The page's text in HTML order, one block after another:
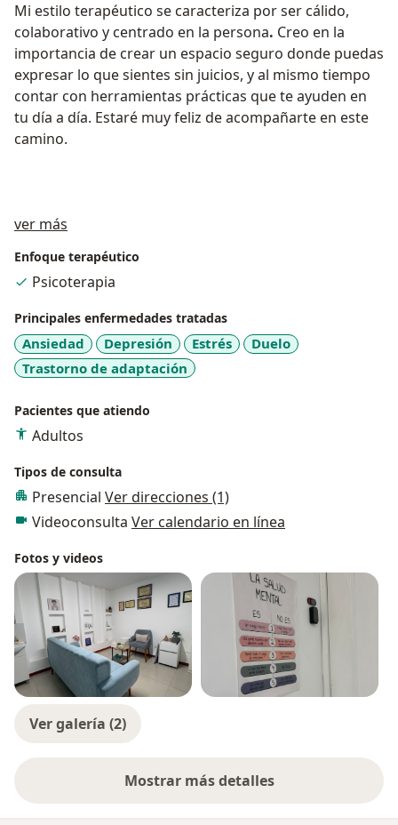
Mi estilo terapéutico se caracteriza por ser cálido,
colaborativo y centrado en la persona. Creo en la
importancia de crear un espacio seguro donde puedas
expresar lo que sientes sin juicios, y al mismo tiempo
contar con herramientas prácticas que te ayuden en
tu día a día. Estaré muy feliz de acompañarte en este
camino.
ver más
Enfoque terapéutico
Psicoterapia
Principales enfermedades tratadas
Ansiedad Depresión Estrés
Duelo
Trastorno de adaptación
Pacientes que atiendo
Adultos
Tipos de consulta
Presencial Ver direcciones (1)
Videoconsulta Ver calendario en línea
Fotos y videos
Ver galería (2)
Mostrar más detalles
sobre la experiencia